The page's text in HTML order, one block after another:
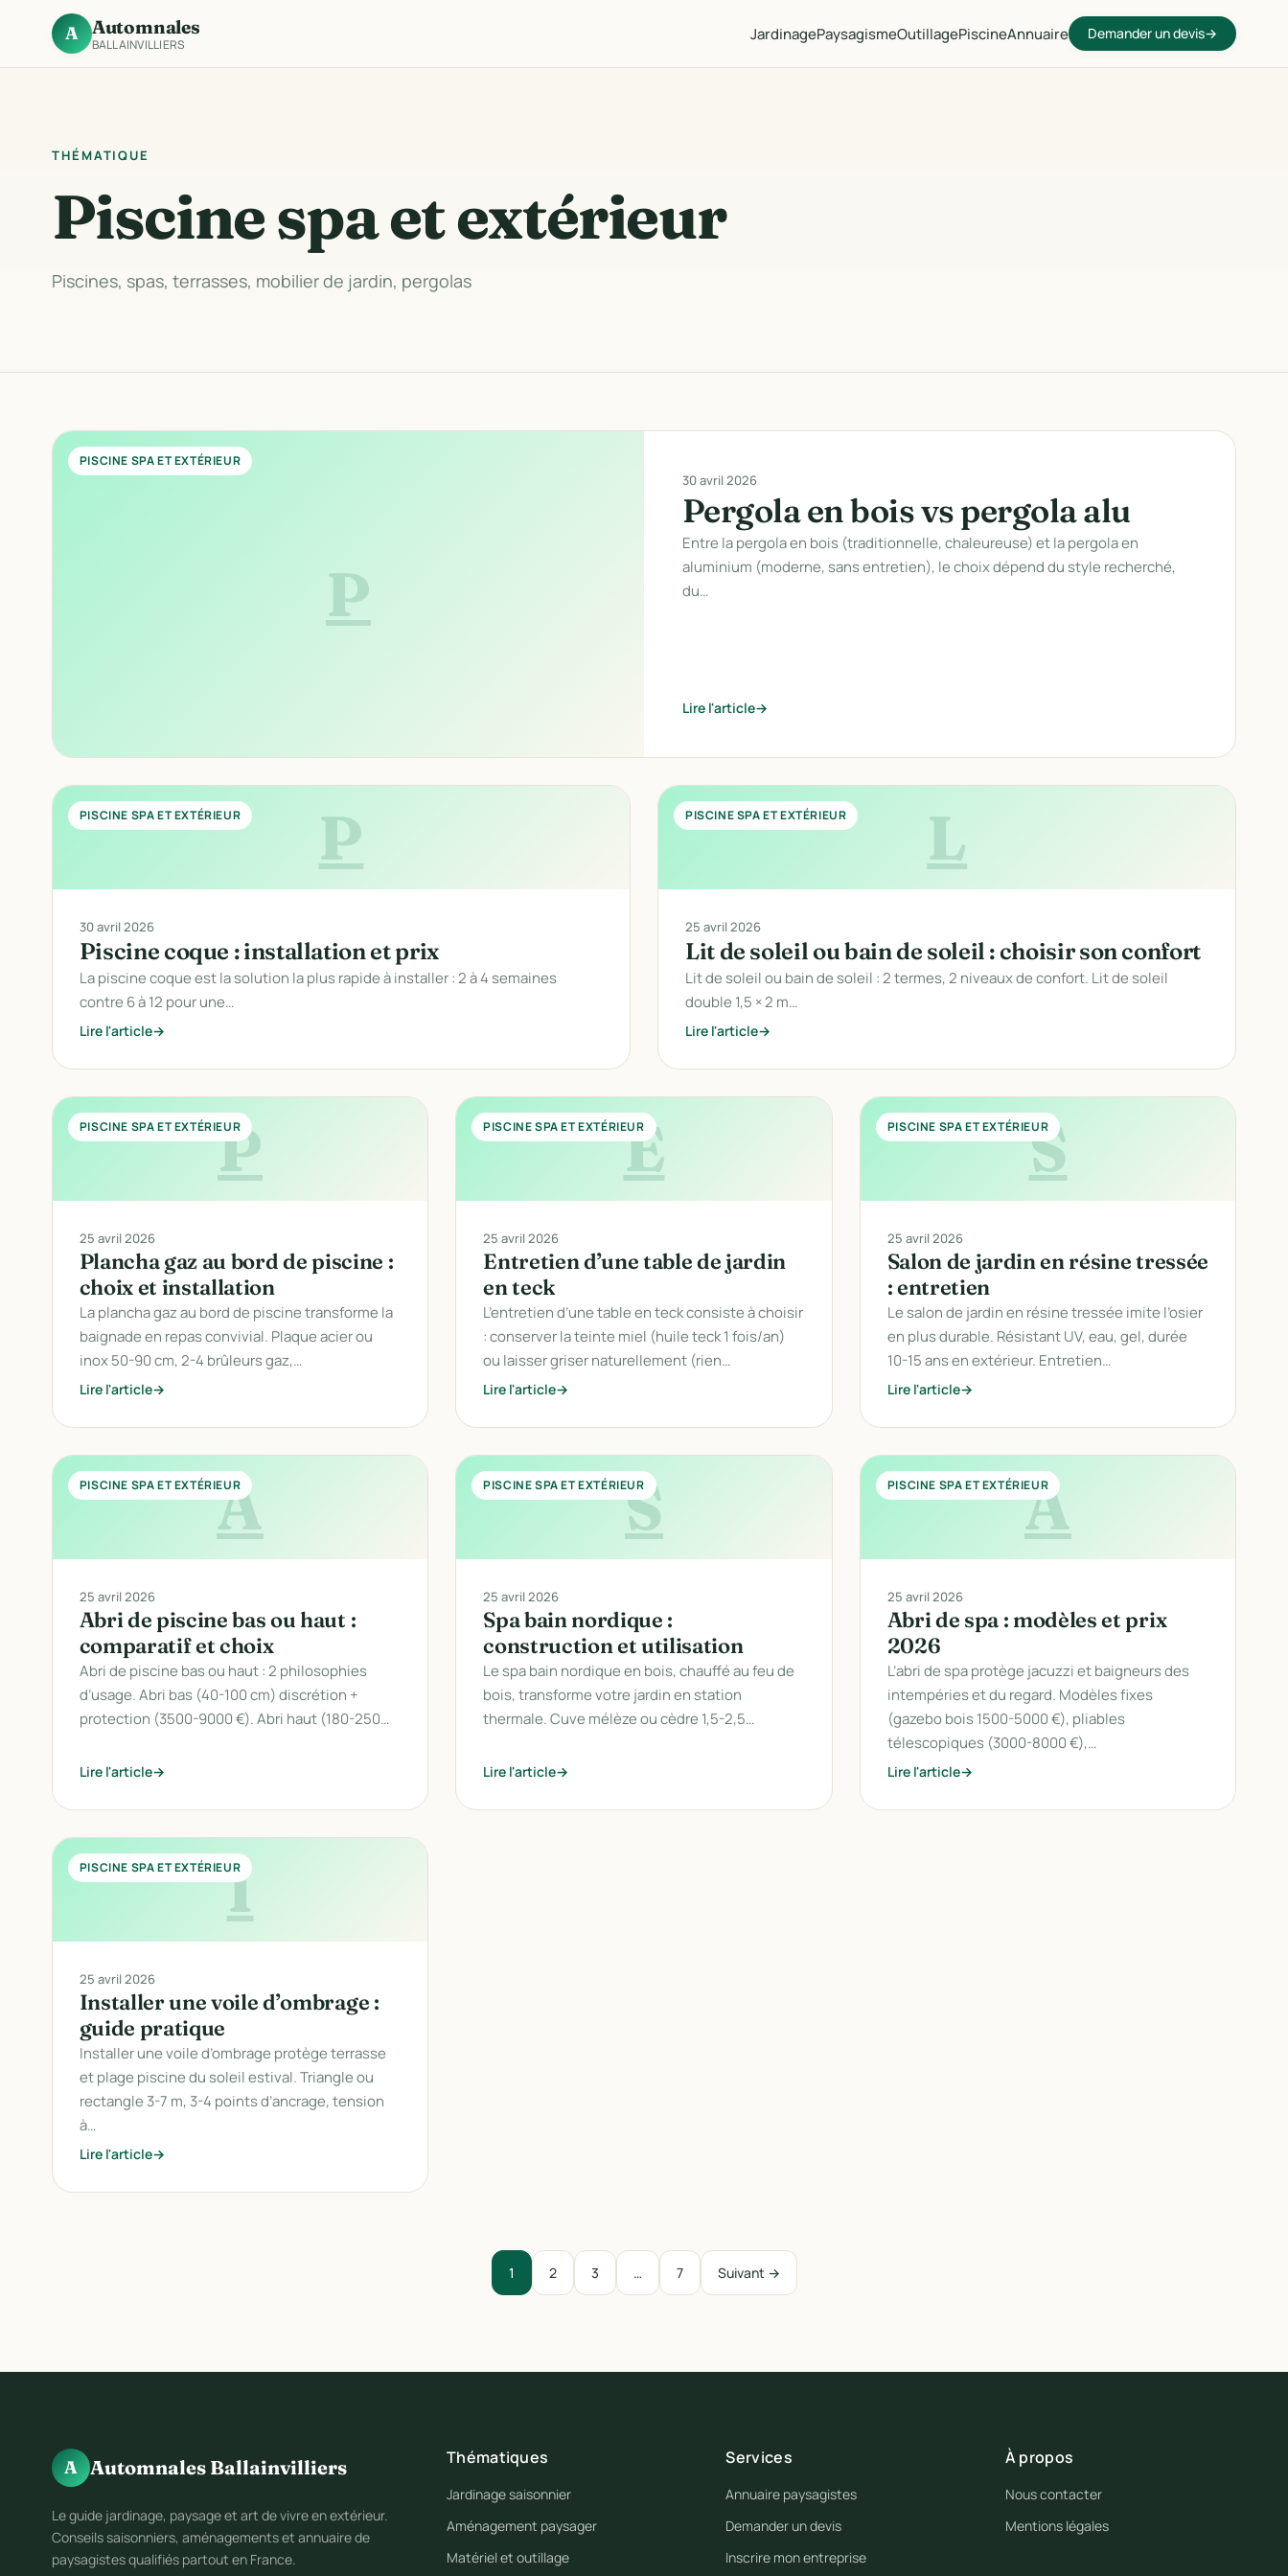
A Automnales
BALLAINVILLIERS
JardinagePaysagismeOutillagePiscineAnnuaire Demander un devis
THÉMATIQUE
Piscine spa et extérieur
Piscines, spas, terrasses, mobilier de jardin, pergolas
P
PISCINE SPA ET EXTÉRIEUR
30 avril 2026
Pergola en bois vs pergola alu
Entre la pergola en bois (traditionnelle, chaleureuse) et la pergola en
aluminium (moderne, sans entretien), le choix dépend du style recherché,
du…
Lire l'article
P
PISCINE SPA ET EXTÉRIEUR
30 avril 2026
Piscine coque : installation et prix
La piscine coque est la solution la plus rapide à installer : 2 à 4 semaines
contre 6 à 12 pour une…
Lire l'article
L
PISCINE SPA ET EXTÉRIEUR
25 avril 2026
Lit de soleil ou bain de soleil : choisir son confort
Lit de soleil ou bain de soleil : 2 termes, 2 niveaux de confort. Lit de soleil
double 1,5 × 2 m…
Lire l'article
P
PISCINE SPA ET EXTÉRIEUR
25 avril 2026
Plancha gaz au bord de piscine :
choix et installation
La plancha gaz au bord de piscine transforme la
baignade en repas convivial. Plaque acier ou
inox 50-90 cm, 2-4 brûleurs gaz,…
Lire l'article
E
PISCINE SPA ET EXTÉRIEUR
25 avril 2026
Entretien d’une table de jardin
en teck
L’entretien d’une table en teck consiste à choisir
: conserver la teinte miel (huile teck 1 fois/an)
ou laisser griser naturellement (rien…
Lire l'article
S
PISCINE SPA ET EXTÉRIEUR
25 avril 2026
Salon de jardin en résine tressée
: entretien
Le salon de jardin en résine tressée imite l’osier
en plus durable. Résistant UV, eau, gel, durée
10-15 ans en extérieur. Entretien…
Lire l'article
A
PISCINE SPA ET EXTÉRIEUR
25 avril 2026
Abri de piscine bas ou haut :
comparatif et choix
Abri de piscine bas ou haut : 2 philosophies
d’usage. Abri bas (40-100 cm) discrétion +
protection (3500-9000 €). Abri haut (180-250…
Lire l'article
S
PISCINE SPA ET EXTÉRIEUR
25 avril 2026
Spa bain nordique :
construction et utilisation
Le spa bain nordique en bois, chauffé au feu de
bois, transforme votre jardin en station
thermale. Cuve mélèze ou cèdre 1,5-2,5…
Lire l'article
A
PISCINE SPA ET EXTÉRIEUR
25 avril 2026
Abri de spa : modèles et prix
2026
L’abri de spa protège jacuzzi et baigneurs des
intempéries et du regard. Modèles fixes
(gazebo bois 1500-5000 €), pliables
télescopiques (3000-8000 €),…
Lire l'article
I
PISCINE SPA ET EXTÉRIEUR
25 avril 2026
Installer une voile d’ombrage :
guide pratique
Installer une voile d’ombrage protège terrasse
et plage piscine du soleil estival. Triangle ou
rectangle 3-7 m, 3-4 points d’ancrage, tension
à…
Lire l'article
1 2 3 … 7 Suivant →
A Automnales Ballainvilliers
Le guide jardinage, paysage et art de vivre en extérieur.
Conseils saisonniers, aménagements et annuaire de
paysagistes qualifiés partout en France.
Thématiques
Jardinage saisonnier
Aménagement paysager
Matériel et outillage
Services
Annuaire paysagistes
Demander un devis
Inscrire mon entreprise
À propos
Nous contacter
Mentions légales